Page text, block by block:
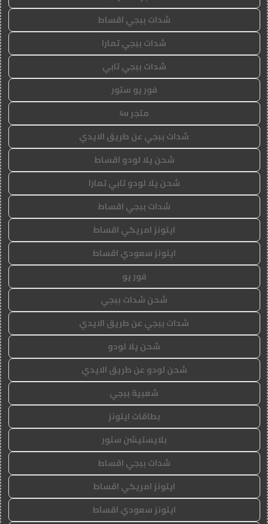
شدات ببجي اقساط
شدات ببجي تمارا
شدات ببجي تابي
فور يو ستور
متجر 4u
شدات ببجي عن طريق الايدي
شحن يلا لودو اقساط
شحن يلا لودو تابي تمارا
شدات ببجي اقساط
ايتونز امريكي اقساط
ايتونز سعودي اقساط
فور يو
شحن شدات ببجي
شدات ببجي عن طريق الايدي
شحن يلا لودو
شحن لودو عن طريق الايدي
شعبية ببجي
بطاقات ايتونز
بلايستيشن ستور
شدات ببجي اقساط
ايتونز امريكي اقساط
ايتونز سعودي اقساط